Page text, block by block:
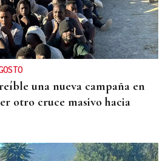
una nueva campaña en
otro cruce masivo hacia